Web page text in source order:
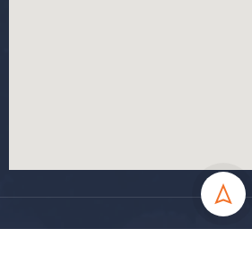
جامعة المسيلة - 2024